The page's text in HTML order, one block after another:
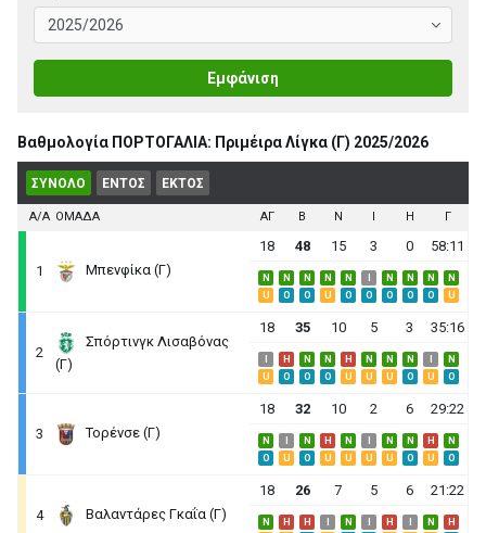
Εμφάνιση
Βαθμολογία ΠΟΡΤΟΓΑΛΙΑ: Πριμέιρα Λίγκα (Γ) 2025/2026
ΣΥΝΟΛΟ ΕΝΤΟΣ ΕΚΤΟΣ
Α/Α ΟΜΑΔΑ ΑΓ B N I H Γ
1 Μπενφίκα (Γ)
18 48 15 3 0 58:11
N N N N N N N N
N
U
O O U O O O O O U
2
Σπόρτινγκ Λισαβόνας
(Γ)
18 35 10 5 3 35:16
H N N H N N N
N
U
O O O U U U O U O
3 Τορένσε (Γ)
18 32 10 2 6 29:22
N N H N N N H
N
O
U O U U U U O U O
4 Βαλαντάρες Γκαΐα (Γ)
18 26 7 5 6 21:22
N H H N H N
H